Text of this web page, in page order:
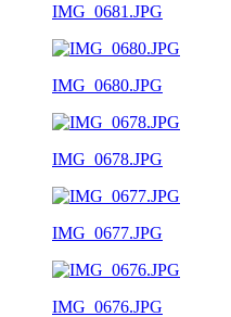
IMG_0681.JPG
IMG_0680.JPG
IMG_0678.JPG
IMG_0677.JPG
IMG_0676.JPG